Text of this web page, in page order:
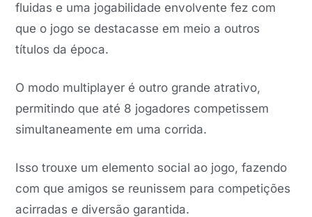
fluidas e uma jogabilidade envolvente fez com
que o jogo se destacasse em meio a outros
títulos da época.
O modo multiplayer é outro grande atrativo,
permitindo que até 8 jogadores competissem
simultaneamente em uma corrida.
Isso trouxe um elemento social ao jogo, fazendo
com que amigos se reunissem para competições
acirradas e diversão garantida.